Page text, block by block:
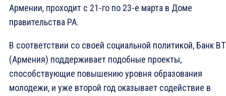
Армении, проходит с 21-го по 23-е марта в Доме
правительства РА.
В соответствии со своей социальной политикой, Банк
(Армения) поддерживает подобные проекты,
способствующие повышению уровня образования
молодежи, и уже второй год оказывает содействие в